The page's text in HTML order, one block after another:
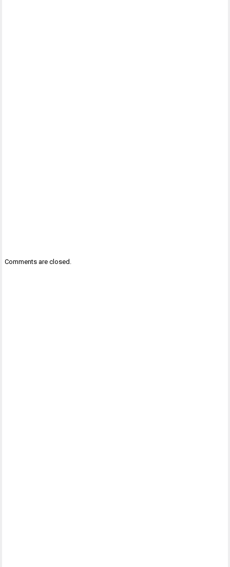
Comments are closed.